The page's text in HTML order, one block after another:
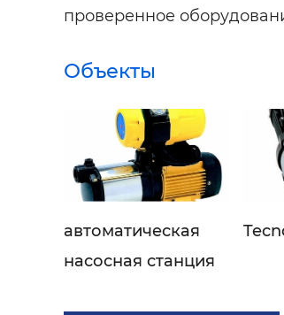
проверенное
Объекты
автоматическая
насосная станция